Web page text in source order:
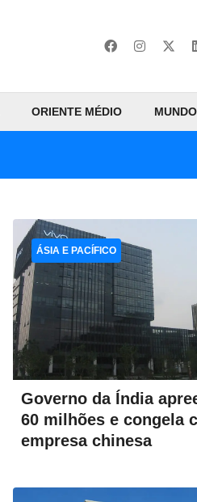
ORIENTE MÉDIO MUNDO
Governo da Índia
60 milhões e congela
empresa chinesa
ÁSIA E PACÍFICO